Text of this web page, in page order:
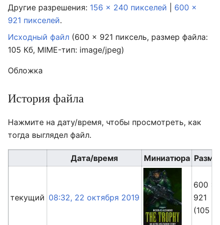
Другие разрешения: 156 × 240 пикселей
600 ×
921 пикселей.
Исходный файл (600 × 921 пиксель, размер файла:
105 Кб, MIME-тип: image/jpeg)
Обложка
История файла
Нажмите на дату/время, чтобы просмотреть, как
тогда выглядел файл.
Дата/время Миниатюра
текущий 08:32, 22 октября 2019
600 ×
921
(105